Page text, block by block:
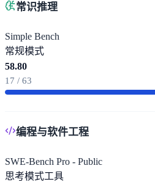
常识推理
Simple Bench
常规模式
58.80
17 / 63
编程与软件工程
SWE-Bench Pro - Public
思考模式工具